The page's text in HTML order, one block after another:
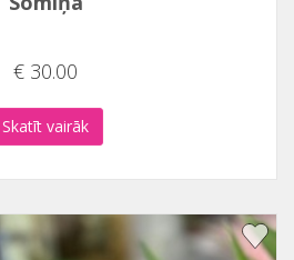
€ 30.00
Skatīt vairāk